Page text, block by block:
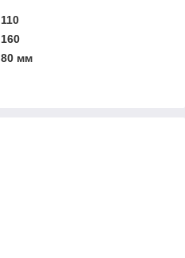
110
160
80 мм